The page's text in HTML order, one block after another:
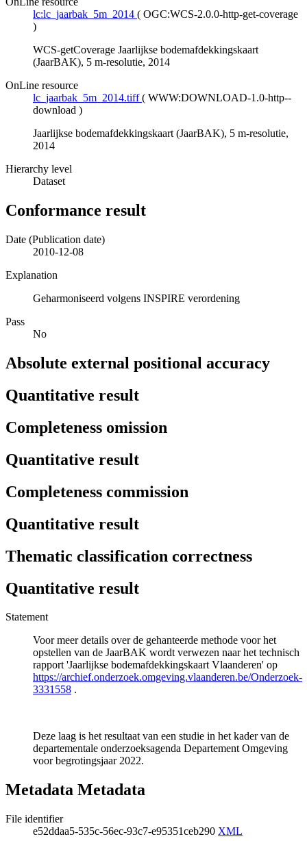
lc:lc_jaarbak_5m_2014 ( OGC:WCS-2.0.0-http-get-coverage
)
WCS-getCoverage Jaarlijkse bodemafdekkingskaart
(JaarBAK), 5 m-resolutie, 2014
OnLine resource
lc_jaarbak_5m_2014.tiff( WWW:DOWNLOAD-1.0-http--
download )
Jaarlijkse bodemafdekkingskaart (JaarBAK), 5 m-resolutie,
2014
Hierarchy level
Dataset
Conformance result
Date (Publication date)
2010-12-08
Explanation
Geharmoniseerd volgens INSPIRE verordening
Pass
No
Absolute external positional accuracy
Quantitative result
Completeness omission
Quantitative result
Completeness commission
Quantitative result
Thematic classification correctness
Quantitative result
Statement
Voor meer details over de gehanteerde methode voor het
opstellen van de JaarBAK wordt verwezen naar het technisch
rapport 'Jaarlijkse bodemafdekkingskaart Vlaanderen' op
https://archief.onderzoek.omgeving.vlaanderen.be/Onderzoek-
3331558 .
Deze laag is het resultaat van een studie in het kader van de
departementale onderzoeksagenda Departement Omgeving
voor begrotingsjaar 2022.
Metadata Metadata
File identifier
e52ddaa5-535c-56ec-93c7-e95351ceb290 XML